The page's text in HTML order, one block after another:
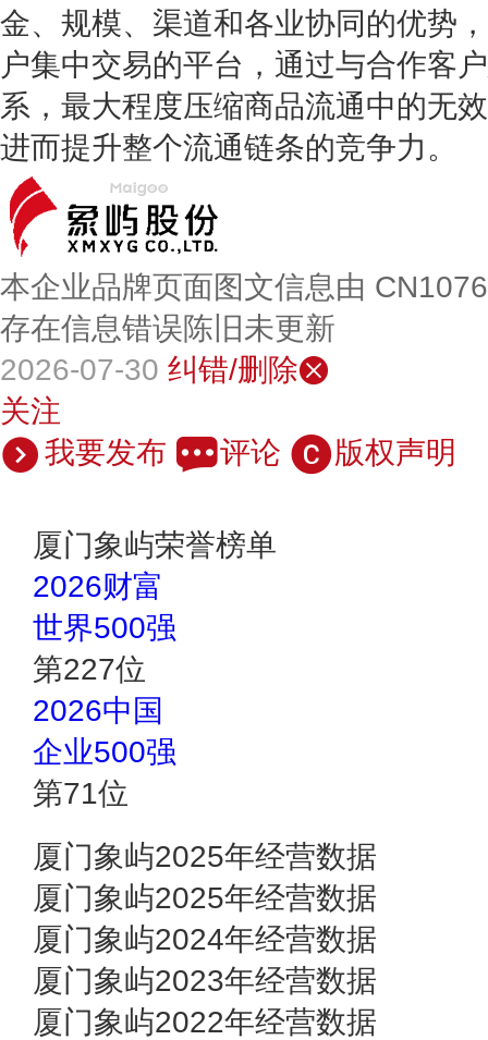
金、规模、渠道和各业协同的优势
户集中交易的平台，通过与合作客
系，最大程度压缩商品流通中的无
进而提升整个流通链条的竞争力。
本企业品牌页面图文信息由
存在信息错误陈旧未更新
2026-07-30 纠错/删除
关注
我要发布
评论 版权声明
厦门象屿荣誉榜单
2026财富
世界500强
第227位
2026中国
企业500强
第71位
厦门象屿2025年经营数据
厦门象屿2025年经营数据
厦门象屿2024年经营数据
厦门象屿2023年经营数据
厦门象屿2022年经营数据